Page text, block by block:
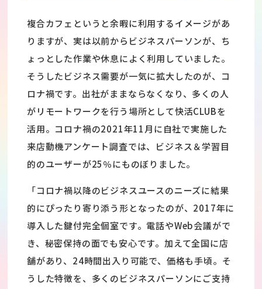
複合カフェというと余暇に利用するイメージがあ
りますが、実は以前からビジネスパーソンが、ち
ょっとした作業や休息によく利用していました。
そうしたビジネス需要が一気に拡大したのが、コ
ロナ禍です。出社がままならなくなり、多くの人
がリモートワークを行う場所として快活CLUBを
活用。コロナ禍の2021年11月に自社で実施した
来店動機アンケート調査では、ビジネス＆学習目
的のユーザーが25％にものぼりました。
「コロナ禍以降のビジネスユースのニーズに結果
的にぴったり寄り添う形となったのが、2017年に
導入した鍵付完全個室です。電話やWeb会議がで
き、秘密保持の面でも安心です。加えて全国に店
舗があり、24時間出入り可能で、価格も手頃。そ
うした特徴を、多くのビジネスパーソンにご支持